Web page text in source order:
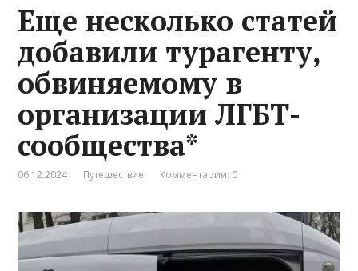
Еще несколько статей
добавили турагенту,
обвиняемому в
организации ЛГБТ-
сообщества*
06.12.2024 Путешествие Комментарии: 0